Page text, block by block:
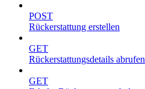
POST
Rückerstattung erstellen
GET
Rückerstattungsdetails abrufen
GET